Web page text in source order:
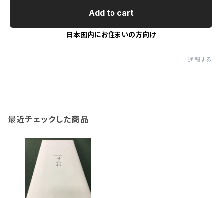
Add to cart
日本国内にお住まいの方向け
通報する
最近チェックした商品